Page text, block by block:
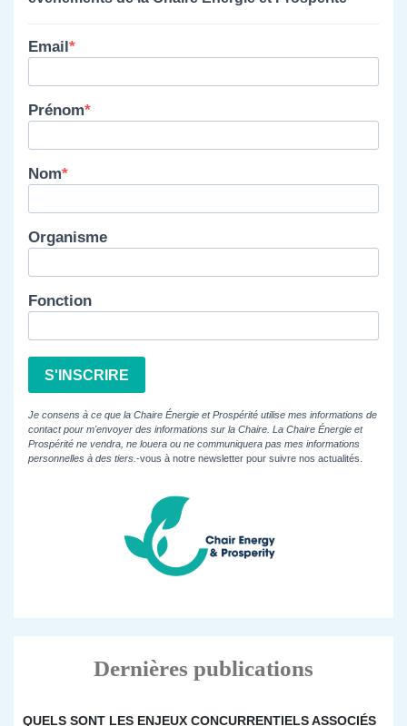
Email
Prénom
Nom
Organisme
Fonction
S'INSCRIRE
Je consens à ce que la Chaire Énergie et Prospérité utilise mes informations de
contact pour m'envoyer des informations sur la Chaire. La Chaire Énergie et
Prospérité ne vendra, ne louera ou ne communiquera pas mes informations
personnelles à des tiers. -vous à notre newsletter pour suivre nos actualités.
Dernières publications
QUELS SONT LES ENJEUX CONCURRENTIELS ASSOCIÉS